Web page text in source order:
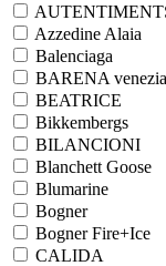
Azzedine Alaia
Balenciaga
BARENA venezia
BEATRICE
Bikkembergs
BILANCIONI
Blanchett Goose
Blumarine
Bogner
Bogner Fire+Ice
CALIDA